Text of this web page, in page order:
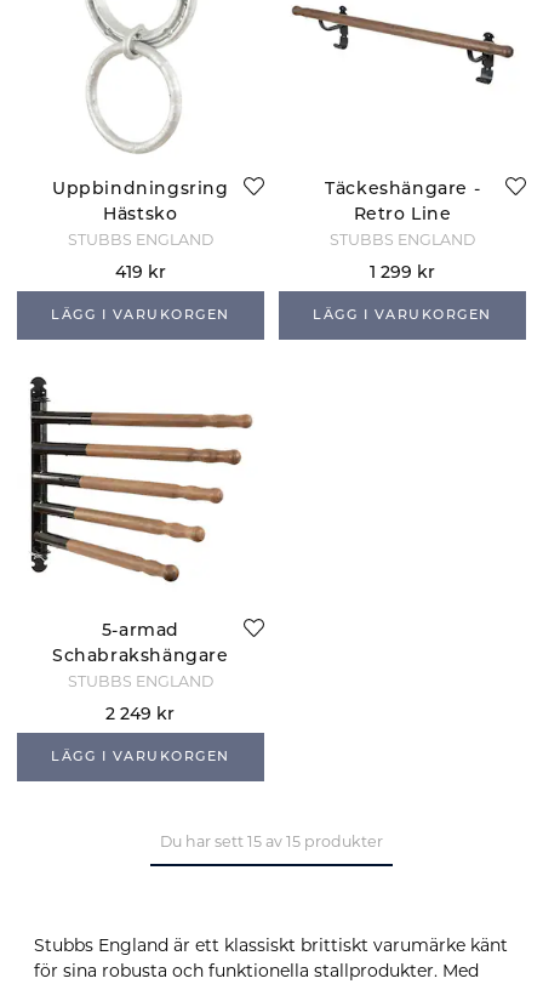
Uppbindningsring
Hästsko
STUBBS ENGLAND
419 kr
LÄGG I VARUKORGEN
Täckeshängare -
Retro Line
STUBBS ENGLAND
1 299 kr
LÄGG I VARUKORGEN
5-armad
Schabrakshängare
- Retro Line
STUBBS ENGLAND
2 249 kr
LÄGG I VARUKORGEN
Du har sett 15 av 15 produkter
Stubbs England är ett klassiskt brittiskt varumärke känt
för sina robusta och funktionella stallprodukter. Med